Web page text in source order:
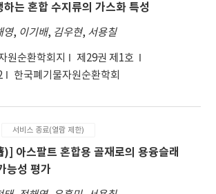
하는 혼합 수지류의 가스화 특성
영, 이기배, 김우현, 서용칠
원순환학회지
제29권 제1호
한국폐기물자원순환학회
서비스 종료(열람 제한)
아스팔트 혼합용 골재로의 용융슬래
능성 평가